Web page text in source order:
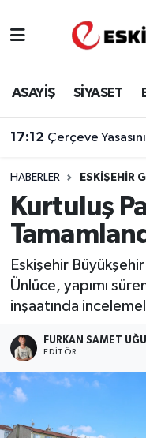
ASAYİŞ SİYASET
17:12 Çerçeve
HABERLER ESKIŞEHIR
Kurtuluş
Eskişehir
Ünlüce, yapımı
inşaatında
FURKAN SAMET
EDITÖR
Eskişehir Hava
Eskişehir
Eskişehir Trafik
Süper Lig Puan
Tüm Manşetler
Son Dakika
Haber Arşivi